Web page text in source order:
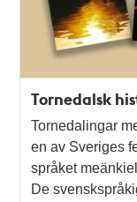
Tornedalsk
Tornedalingar
en av Sveriges
språket
De